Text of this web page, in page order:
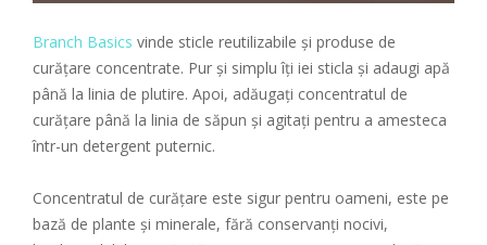
Branch Basics vinde sticle reutilizabile și produse de
curățare concentrate. Pur și simplu îți iei sticla și adaugi apă
până la linia de plutire. Apoi, adăugați concentratul de
curățare până la linia de săpun și agitați pentru a amesteca
într-un detergent puternic.
Concentratul de curățare este sigur pentru oameni, este pe
bază de plante și minerale, fără conservanți nocivi,